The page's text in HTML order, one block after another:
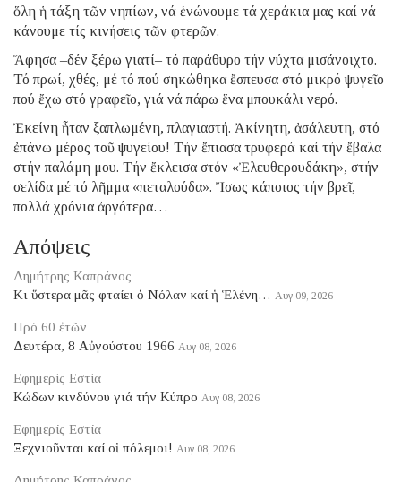
ὅλη ἡ τάξη τῶν νηπίων, νά ἑνώνουμε τά χεράκια μας καί νά
κάνουμε τίς κινήσεις τῶν φτερῶν.
Ἄφησα –δέν ξέρω γιατί– τό παράθυρο τήν νύχτα μισάνοιχτο.
Τό πρωί, χθές, μέ τό πού σηκώθηκα ἔσπευσα στό μικρό ψυγεῖο
πού ἔχω στό γραφεῖο, γιά νά πάρω ἕνα μπουκάλι νερό.
Ἐκείνη ἦταν ξαπλωμένη, πλαγιαστή. Ἀκίνητη, ἀσάλευτη, στό
ἐπάνω μέρος τοῦ ψυγείου! Τήν ἔπιασα τρυφερά καί τήν ἔβαλα
στήν παλάμη μου. Τήν ἔκλεισα στόν «Ἐλευθερουδάκη», στήν
σελίδα μέ τό λῆμμα «πεταλούδα». Ἴσως κάποιος τήν βρεῖ,
πολλά χρόνια ἀργότερα…
Απόψεις
Δημήτρης Καπράνος
Κι ὕστερα μᾶς φταίει ὁ Νόλαν καί ἡ Ἑλένη… Αυγ 09, 2026
Πρό 60 ἐτῶν
Δευτέρα, 8 Αὐγούστου 1966 Αυγ 08, 2026
Εφημερίς Εστία
Κώδων κινδύνου γιά τήν Κύπρο Αυγ 08, 2026
Εφημερίς Εστία
Ξεχνιοῦνται καί οἱ πόλεμοι! Αυγ 08, 2026